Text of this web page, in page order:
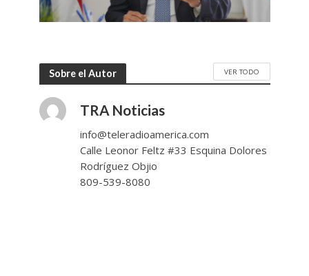
Sobre el Autor VER TODO
TRA Noticias
info@teleradioamerica.com
Calle Leonor Feltz #33 Esquina Dolores
Rodríguez Objio
809-539-8080